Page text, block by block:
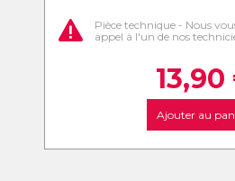
Pièce technique - Nous
appel à l'un de nos
13,90
Ajouter au